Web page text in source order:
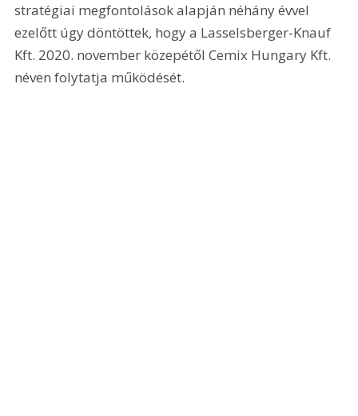
stratégiai megfontolások alapján néhány évvel
ezelőtt úgy döntöttek, hogy a Lasselsberger-Knauf
Kft. 2020. november közepétől Cemix Hungary Kft.
néven folytatja működését.